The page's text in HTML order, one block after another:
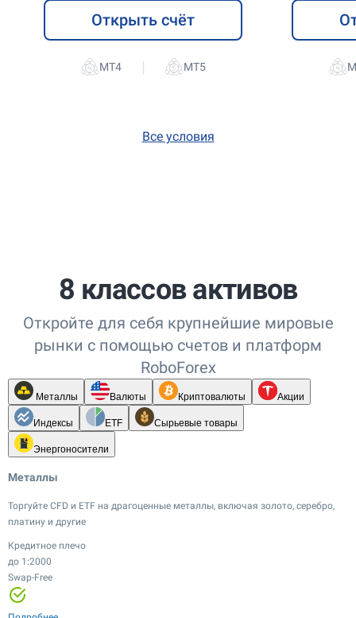
Открыть счёт
|
Все условия
8 классов активов
Откройте для себя крупнейшие мировые
рынки с помощью счетов и платформ
RoboForex
Металлы Валюты Криптовалюты Акции
Индексы ETF Сырьевые товары
Энергоносители
Металлы
Торгуйте CFD и ETF на драгоценные металлы, включая золото, серебро,
платину и другие
Кредитное плечо
до 1:2000
Swap-FreeКредитное плечо